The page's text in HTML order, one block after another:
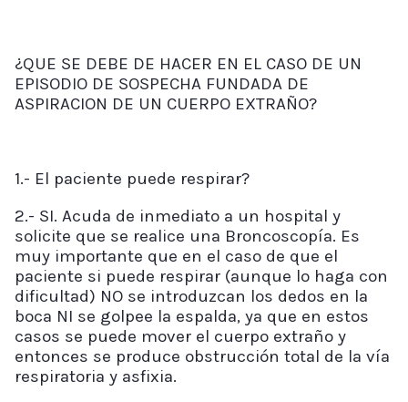
¿QUE SE DEBE DE HACER EN EL CASO DE UN
EPISODIO DE SOSPECHA FUNDADA DE
ASPIRACION DE UN CUERPO EXTRAÑO?
1.- El paciente puede respirar?
2.- SI. Acuda de inmediato a un hospital y
solicite que se realice una Broncoscopía. Es
muy importante que en el caso de que el
paciente si puede respirar (aunque lo haga con
dificultad) NO se introduzcan los dedos en la
boca NI se golpee la espalda, ya que en estos
casos se puede mover el cuerpo extraño y
entonces se produce obstrucción total de la vía
respiratoria y asfixia.